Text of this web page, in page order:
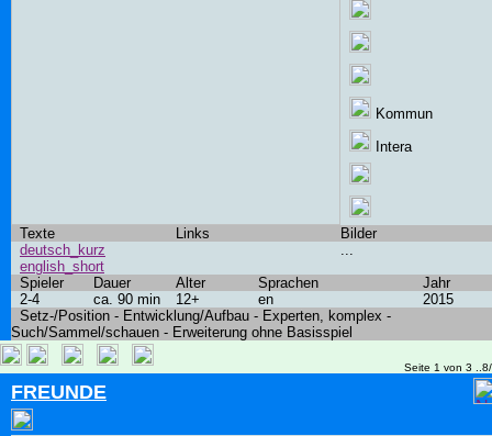
Kommun
Intera
Texte Links
Bilder
deutsch_kurz
english_short
...
Spieler
Dauer Alter Sprachen
Jahr
2-4
ca. 90 min 12+ en
2015
Setz-/Position - Entwicklung/Aufbau - Experten, komplex -
Such/Sammel/schauen - Erweiterung ohne Basisspiel
Seite 1 von 3
FREUNDE